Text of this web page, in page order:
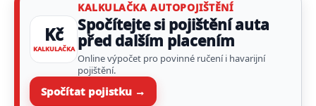
Kč
KALKULAČKA
KALKULAČKA AUTOPOJIŠTĚNÍ
Spočítejte si pojištění auta
před dalším placením
Online výpočet pro povinné ručení i havarijní
pojištění.
Spočítat pojistku →